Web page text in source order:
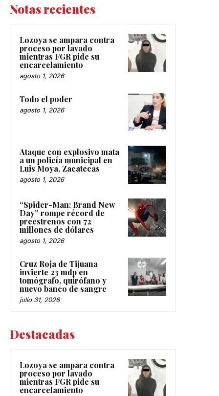
Notas recientes
Lozoya se ampara contra
proceso por lavado
mientras FGR pide su
encarcelamiento
agosto 1, 2026
Todo el poder
agosto 1, 2026
Ataque con explosivo mata
a un policía municipal en
Luis Moya, Zacatecas
agosto 1, 2026
“Spider-Man: Brand New
Day” rompe récord de
preestrenos con 72
millones de dólares
agosto 1, 2026
Cruz Roja de Tijuana
invierte 23 mdp en
tomógrafo, quirófano y
nuevo banco de sangre
julio 31, 2026
Destacadas
Lozoya se ampara contra
proceso por lavado
mientras FGR pide su
encarcelamiento